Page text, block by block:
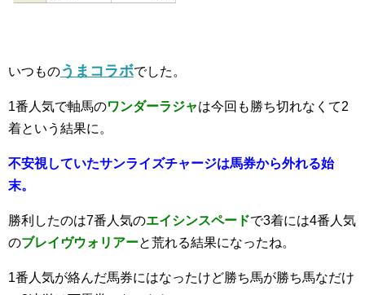
いつものうまコラボでした。
1番人気で軸馬のワンダーラジャは今回も勝ち切れなくて2
着という結果に。
不安視していたサンライズチャージは馬券から外れる始
末。
勝利したのは7番人気のエイシンスペードで3着には4番人気
のブレイヴウォリアーと荒れる結果になったね。
1番人気が絡んだ馬券にはなったけど勝ち馬が勝ち馬なだけ